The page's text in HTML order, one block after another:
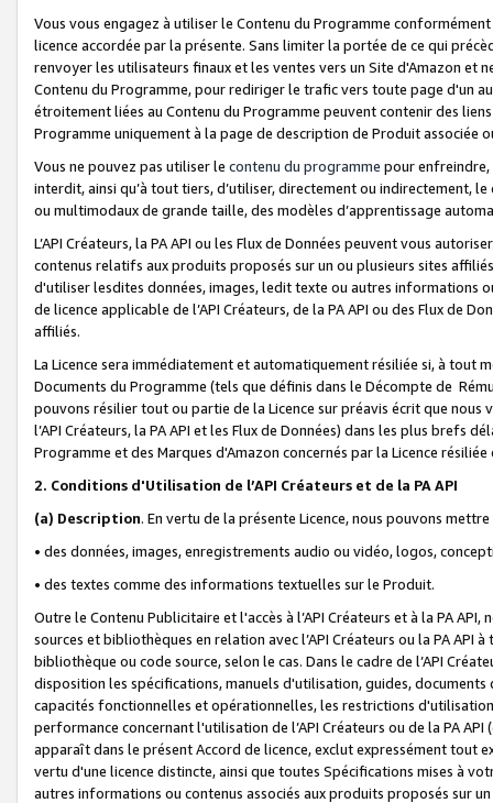
Vous vous engagez à utiliser le Contenu du Programme
licence accordée par la présente. Sans limiter la portée de ce qui
renvoyer les utilisateurs finaux et les ventes vers un Site d'Amazon et
Contenu du Programme, pour rediriger le trafic vers toute page d'un
étroitement liées au Contenu du Programme peuvent contenir des
Programme uniquement à la page de description de Produit associée
Vous ne pouvez pas utiliser le contenu du programme pour
interdit, ainsi qu’à tout tiers, d’utiliser, directement ou indirectement,
ou multimodaux de grande taille, des modèles d’apprentissage
L’API Créateurs, la PA API ou les Flux de Données peuvent vous
contenus relatifs aux produits proposés sur un ou plusieurs sites
d'utiliser lesdites données, images, ledit texte ou autres informations
de licence applicable de l’API Créateurs, de la PA API ou des Flux de
affiliés.
La Licence sera immédiatement et automatiquement résiliée si, à
Documents du Programme (tels que définis dans le Décompte de
pouvons résilier tout ou partie de la Licence sur préavis écrit que
l’API Créateurs, la PA API et les Flux de Données) dans les plus
Programme et des Marques d'Amazon concernés par la Licence
2. Conditions d'Utilisation de l’API Créateurs et de la PA API
(a) Description. En vertu de la présente Licence, nous pouvons
• des données, images, enregistrements audio ou vidéo, logos,
• des textes comme des informations textuelles sur le Produit.
Outre le Contenu Publicitaire et l'accès à l’API Créateurs et à la PA
sources et bibliothèques en relation avec l’API Créateurs ou la PA
bibliothèque ou code source, selon le cas. Dans le cadre de l’API
disposition les spécifications, manuels d'utilisation, guides,
capacités fonctionnelles et opérationnelles, les restrictions
performance concernant l'utilisation de l’API Créateurs ou de la PA
apparaît dans le présent Accord de licence, exclut expressément tout
vertu d'une licence distincte, ainsi que toutes Spécifications mises à
autres informations ou contenus associés aux produits proposés sur